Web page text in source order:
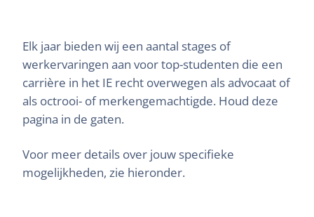
Elk jaar bieden wij een aantal stages of
werkervaringen aan voor top-studenten die een
carrière in het IE recht overwegen als advocaat of
als octrooi- of merkengemachtigde. Houd deze
pagina in de gaten.
Voor meer details over jouw specifieke
mogelijkheden, zie hieronder.